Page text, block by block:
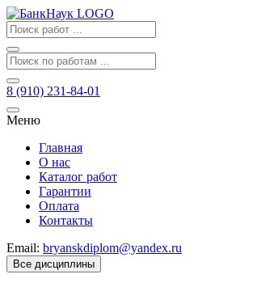
8 (910) 231-84-01
Меню
Главная
О нас
Каталог работ
Гарантии
Оплата
Контакты
Email: bryanskdiplom@yandex.ru
Все дисциплины